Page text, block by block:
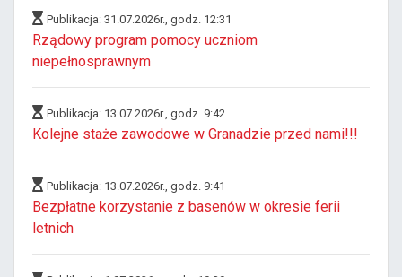
Publikacja: 31.07.2026r., godz. 12:31
Rządowy program pomocy uczniom
niepełnosprawnym
Publikacja: 13.07.2026r., godz. 9:42
Kolejne staże zawodowe w Granadzie przed nami!!!
Publikacja: 13.07.2026r., godz. 9:41
Bezpłatne korzystanie z basenów w okresie ferii
letnich